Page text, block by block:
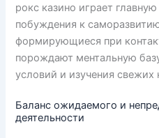
рокс казино играет
побуждения к
формирующиеся при
порождают ментальную
условий и изучения свежих
Баланс ожидаемого и
деятельности